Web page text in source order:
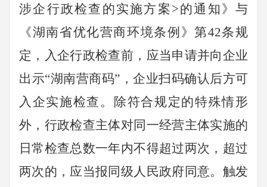
涉企行政检查的实施方案>的通知》与
《湖南省优化营商环境条例》第42条规
定，入企行政检查前，应当申请并向企业
出示“湖南营商码” ，企业扫码确认后方可
入企实施检查。除符合规定的特殊情形
外，行政检查主体对同一经营主体实施的
日常检查总数一年内不得超过两次，超过
两次的，应当报同级人民政府同意。触发